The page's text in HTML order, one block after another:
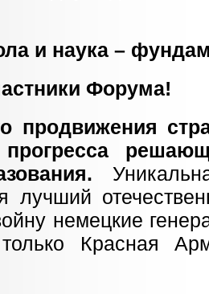
и наука –
Форума!
продвижения
прогресса
лучший
немецкие
Красная